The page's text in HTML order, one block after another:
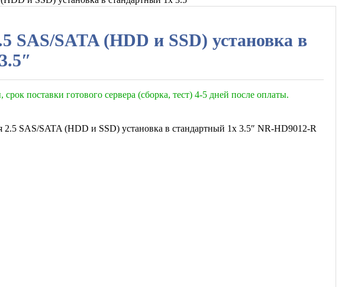
SAS/SATA (HDD и SSD) установка в
срок поставки готового сервера (сборка, тест) 4-5 дней после оплаты.
2.5 SAS/SATA (HDD и SSD) установка в стандартный 1x 3.5″ NR-HD9012-R